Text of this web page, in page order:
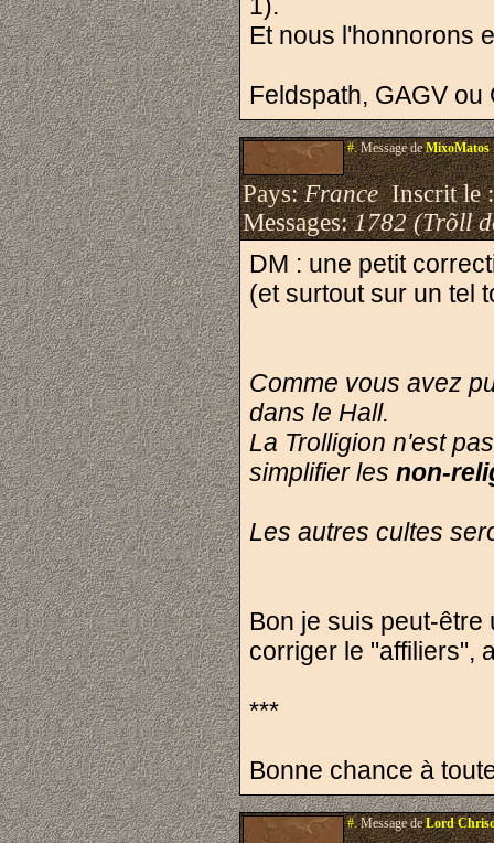
Et nous l'honnorons
Feldspath, GAGV ou
#.Message deMixoMatos
Pays:FranceInscrit le
Messages:1782 (Trõll
DM : une petit
(et surtout sur un tel
Comme vous avez
dans le Hall.
La Trolligion n'est
simplifier les non-
Les autres cultes
Bon je suis peut-être
corriger le "affiliers",
***
Bonne chance à
#.Message deLord